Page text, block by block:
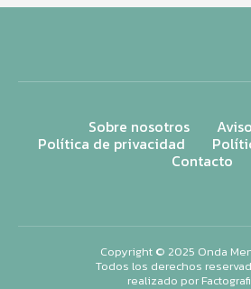
Sobre nosotros
Política de privacidad
Contacto
Copyright © 2025 Onda
Todos los derechos
realizado por